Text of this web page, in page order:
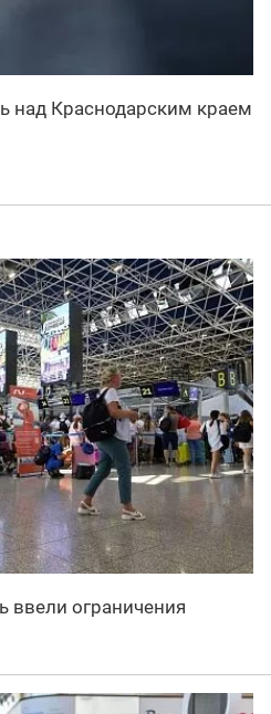
над Краснодарским краем
ввели ограничения